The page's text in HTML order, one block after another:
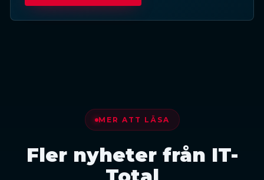
MER ATT LÄSA
Fler nyheter från IT-